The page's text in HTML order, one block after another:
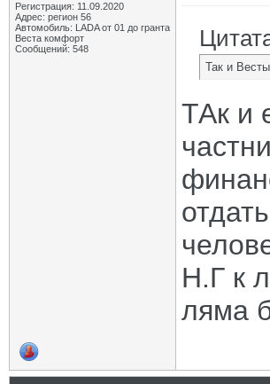
Регистрация: 11.09.2020
Адрес: регион 56
Автомобиль: LADA от 01 до гранта
Веста комфорт
Сообщений: 548
Так и
ТАк и
Н.Г к
ляма